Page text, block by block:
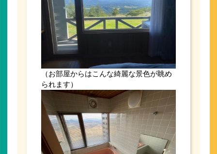
（お部屋からはこんな綺麗な景色が眺め
られます）